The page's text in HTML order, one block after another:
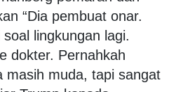
“Dia pembuat onar.
lingkungan lagi.
dokter. Pernahkah
masih muda, tapi sangat